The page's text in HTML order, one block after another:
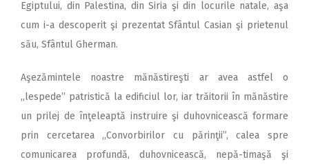
Egiptului, din Palestina, din Siria şi din locurile natale, aşa
cum i-a descoperit şi prezentat Sfântul Casian şi prietenul
său, Sfântul Gherman.
Aşezămintele noastre mănăstireşti ar avea astfel o
,,lespede” patristică la edificiul lor, iar trăitorii în mănăstire
un prilej de înţeleaptă instruire şi duhovnicească formare
prin cercetarea ,,Convorbirilor cu părinţii”, calea spre
comunicarea profundă, duhovnicească, nepă-timaşă şi